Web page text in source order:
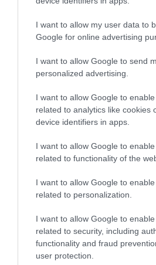
I want to allow my user data to
Google for online advertising
I want to allow Google to send
personalized advertising.
I want to allow Google to
related to analytics like cookies
device identifiers in apps.
I want to allow Google to
related to functionality of the
I want to allow Google to
related to personalization.
I want to allow Google to
related to security, including
functionality and fraud
user protection.
MI ELECTRIC
SCOOTER PRO 2
MI
CLEANER